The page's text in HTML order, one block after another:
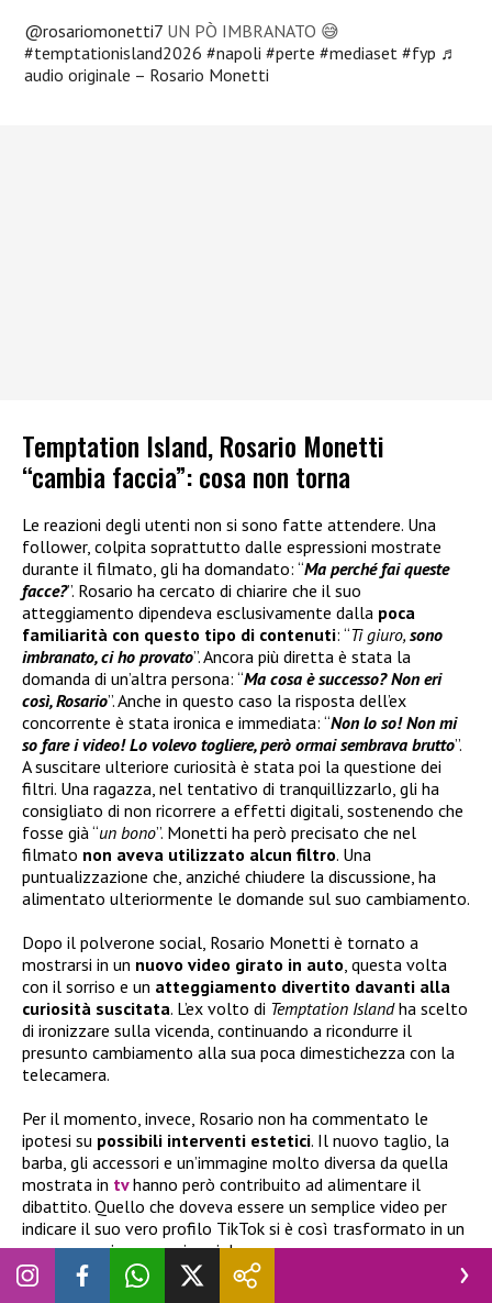
@rosariomonetti7 UN PÒ IMBRANATO 😅
#temptationisland2026 #napoli #perte #mediaset #fyp ♬
audio originale – Rosario Monetti
Temptation Island, Rosario Monetti
“cambia faccia”: cosa non torna
Le reazioni degli utenti non si sono fatte attendere. Una
follower, colpita soprattutto dalle espressioni mostrate
durante il filmato, gli ha domandato: “Ma perché fai queste
facce?”. Rosario ha cercato di chiarire che il suo
atteggiamento dipendeva esclusivamente dalla poca
familiarità con questo tipo di contenuti: “Ti giuro, sono
imbranato, ci ho provato”. Ancora più diretta è stata la
domanda di un’altra persona: “Ma cosa è successo? Non eri
così, Rosario”. Anche in questo caso la risposta dell’ex
concorrente è stata ironica e immediata: “Non lo so! Non mi
so fare i video! Lo volevo togliere, però ormai sembrava brutto”.
A suscitare ulteriore curiosità è stata poi la questione dei
filtri. Una ragazza, nel tentativo di tranquillizzarlo, gli ha
consigliato di non ricorrere a effetti digitali, sostenendo che
fosse già “un bono”. Monetti ha però precisato che nel
filmato non aveva utilizzato alcun filtro. Una
puntualizzazione che, anziché chiudere la discussione, ha
alimentato ulteriormente le domande sul suo cambiamento.
Dopo il polverone social, Rosario Monetti è tornato a
mostrarsi in un nuovo video girato in auto , questa volta
con il sorriso e un atteggiamento divertito davanti alla
curiosità suscitata. L’ex volto di Temptation Islandha scelto
di ironizzare sulla vicenda, continuando a ricondurre il
presunto cambiamento alla sua poca dimestichezza con la
telecamera.
Per il momento, invece, Rosario non ha commentato le
ipotesi su possibili interventi estetici. Il nuovo taglio, la
barba, gli accessori e un’immagine molto diversa da quella
mostrata in tvhanno però contribuito ad alimentare il
dibattito. Quello che doveva essere un semplice video per
indicare il suo vero profilo TikTok si è così trasformato in un
vero e proprio caso sui social.